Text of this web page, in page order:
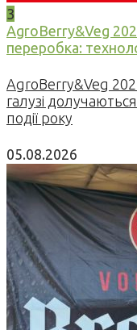
3
AgroBerry&Veg
переробка:
AgroBerry&Veg
галузі
події року
05.08.2026